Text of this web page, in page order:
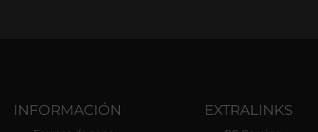
INFORMACIÓN EXTRALINKS